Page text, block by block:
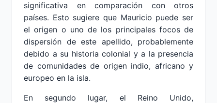
significativa en comparación con otros
países. Esto sugiere que Mauricio puede ser
el origen o uno de los principales focos de
dispersión de este apellido, probablemente
debido a su historia colonial y a la presencia
de comunidades de origen indio, africano y
europeo en la isla.
En segundo lugar, el Reino Unido,